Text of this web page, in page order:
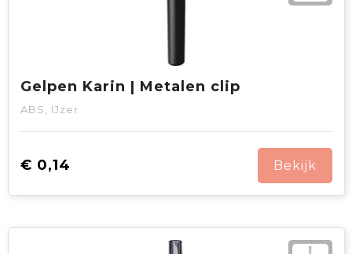
Gelpen Karin | Metalen clip
ABS, IJzer
€ 0,14 Bekijk